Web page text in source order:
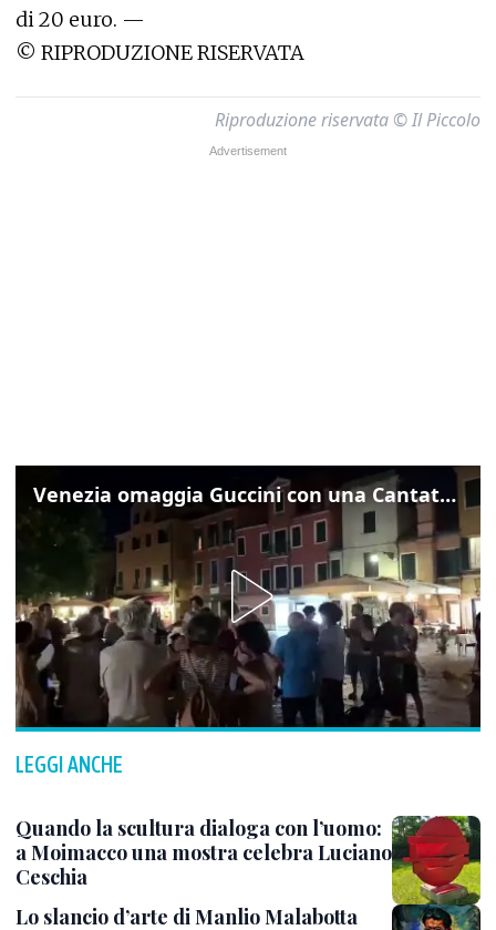
di 20 euro. —
© RIPRODUZIONE RISERVATA
Riproduzione riservata © Il Piccolo
Venezia omaggia Guccini con una Cantata Anarchica in campo Santa Margherita
LEGGI ANCHE
Quando la scultura dialoga con l’uomo:
a Moimacco una mostra celebra Luciano
Ceschia
Lo slancio d’arte di Manlio Malabotta